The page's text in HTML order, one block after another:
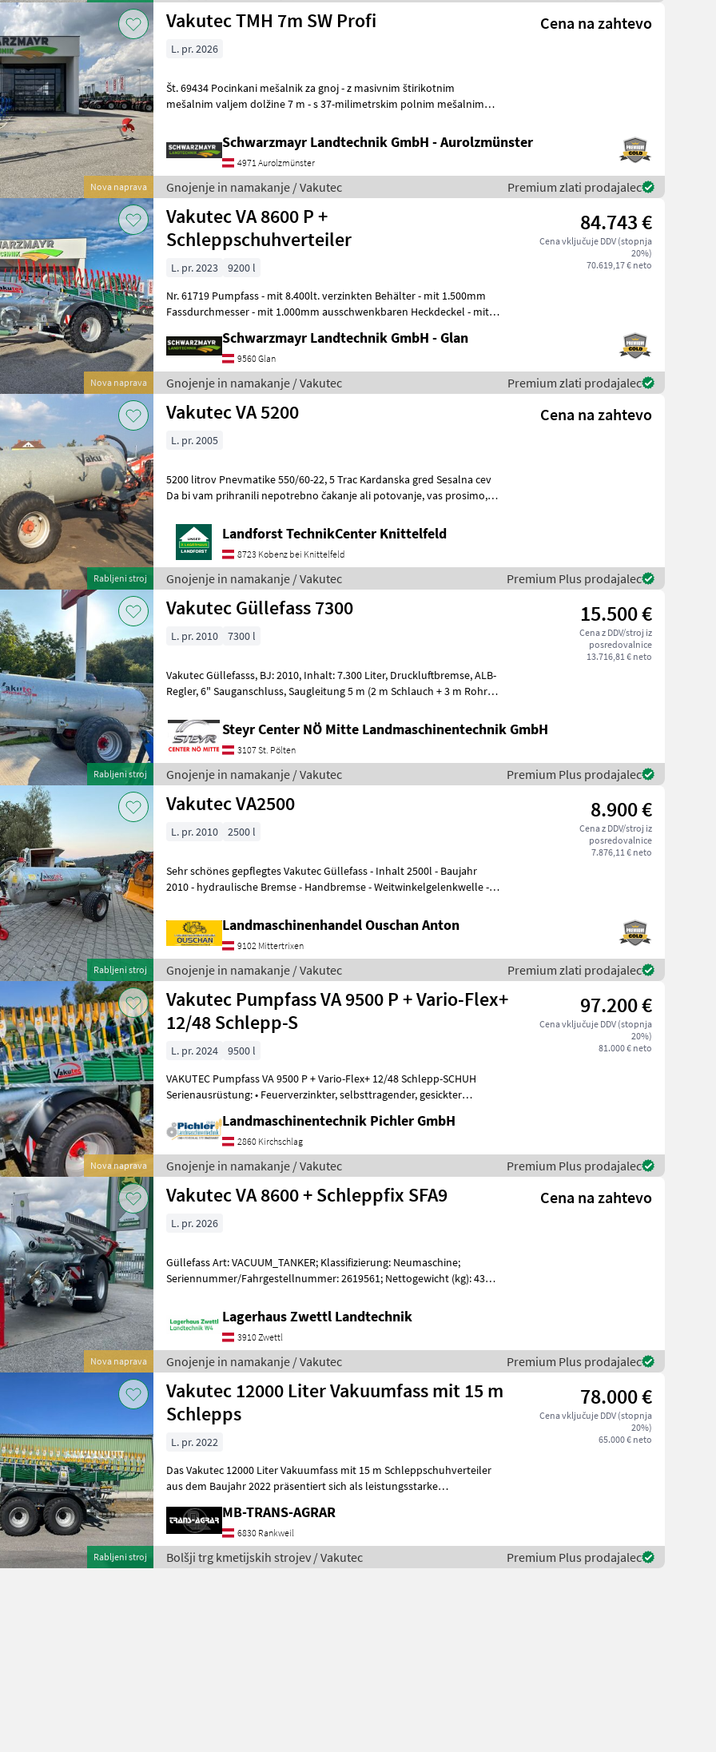
Nova naprava
Vakutec TMH 7m SW Profi Cena na zahtevo
L. pr. 2026
Št. 69434 Pocinkani mešalnik za gnoj - z masivnim štirikotnim
mešalnim valjem dolžine 7 m - s 37-milimetrskim polnim mešalnim
Schwarzmayr Landtechnik GmbH - Aurolzmünster
4971 Aurolzmünster
Gnojenje in namakanje / Vakutec Premium zlati prodajalec
Nova naprava
Vakutec VA 8600 P +
Schleppschuhverteiler
84.743 €
Cena vključuje DDV (stopnja
20%)
70.619,17 € neto
L. pr. 2023
9200 l
Nr. 61719 Pumpfass - mit 8.400lt. verzinkten Behälter - mit 1.500mm
Fassdurchmesser - mit 1.000mm ausschwenkbaren Heckdeckel - mit
Schwarzmayr Landtechnik GmbH - Glan
9560 Glan
Gnojenje in namakanje / Vakutec Premium zlati prodajalec
Rabljeni stroj
Vakutec VA 5200 Cena na zahtevo
L. pr. 2005
5200 litrov Pnevmatike 550/60-22, 5 Trac Kardanska gred Sesalna cev
Da bi vam prihranili nepotrebno čakanje ali potovanje, vas prosimo,
Landforst TechnikCenter Knittelfeld
8723 Kobenz bei Knittelfeld
Gnojenje in namakanje / Vakutec Premium Plus prodajalec
Rabljeni stroj
Vakutec Güllefass 7300 15.500 €
Cena z DDV/stroj iz
posredovalnice
13.716,81 € neto
L. pr. 2010 7300 l
Vakutec Güllefasss, BJ: 2010, Inhalt: 7.300 Liter, Druckluftbremse, ALB-
Regler, 6" Sauganschluss, Saugleitung 5 m (2 m Schlauch + 3 m Rohr),
Steyr Center NÖ Mitte Landmaschinentechnik GmbH
3107 St. Pölten
Gnojenje in namakanje / Vakutec Premium Plus prodajalec
Rabljeni stroj
Vakutec VA2500 8.900 €
Cena z DDV/stroj iz
posredovalnice
7.876,11 € neto
L. pr. 2010 2500 l
Sehr schönes gepflegtes Vakutec Güllefass - Inhalt 2500l - Baujahr
2010 - hydraulische Bremse - Handbremse - Weitwinkelgelenkwelle -
Landmaschinenhandel Ouschan Anton
9102 Mittertrixen
Gnojenje in namakanje / Vakutec Premium zlati prodajalec
Nova naprava
Vakutec Pumpfass VA 9500 P + Vario-Flex+
12/48 Schlepp-S
97.200 €
Cena vključuje DDV (stopnja
20%)
81.000 € neto
L. pr. 2024
9500 l
VAKUTEC Pumpfass VA 9500 P + Vario-Flex+ 12/48 Schlepp-SCHUH
Serienausrüstung: • Feuerverzinkter, selbsttragender, gesickter
Landmaschinentechnik Pichler GmbH
2860 Kirchschlag
Gnojenje in namakanje / Vakutec Premium Plus prodajalec
Nova naprava
Vakutec VA 8600 + Schleppfix SFA9 Cena na zahtevo
L. pr. 2026
Güllefass Art: VACUUM_TANKER; Klassifizierung: Neumaschine;
Seriennummer/Fahrgestellnummer: 2619561; Nettogewicht (kg): 4322;
Lagerhaus Zwettl Landtechnik
3910 Zwettl
Gnojenje in namakanje / Vakutec Premium Plus prodajalec
Rabljeni stroj
Vakutec 12000 Liter Vakuumfass mit 15 m
Schlepps
78.000 €
Cena vključuje DDV (stopnja
20%)
65.000 € neto
L. pr. 2022
Das Vakutec 12000 Liter Vakuumfass mit 15 m Schleppschuhverteiler
aus dem Baujahr 2022 präsentiert sich als leistungsstarke
MB-TRANS-AGRAR
6830 Rankweil
Bolšji trg kmetijskih strojev / Vakutec Premium Plus prodajalec